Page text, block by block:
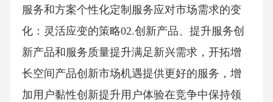
服务和方案个性化定制服务应对市场需求的变
化：灵活应变的策略02.创新产品、提升服务创
新产品和服务质量提升满足新兴需求，开拓增
长空间产品创新市场机遇提供更好的服务，增
加用户黏性创新提升用户体验在竞争中保持领